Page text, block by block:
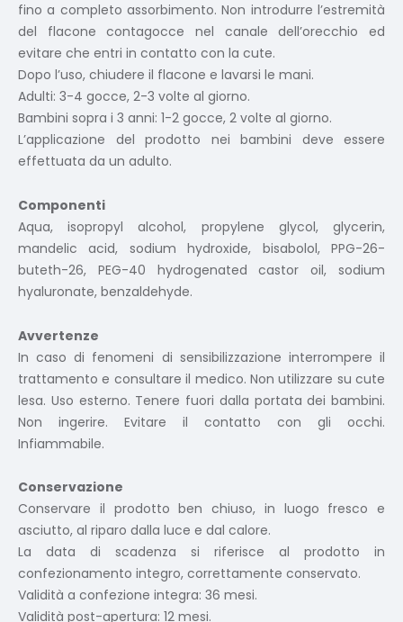
fino a completo assorbimento. Non introdurre l’estremità
del flacone contagocce nel canale dell’orecchio ed
evitare che entri in contatto con la cute.
Dopo l’uso, chiudere il flacone e lavarsi le mani.
Adulti: 3-4 gocce, 2-3 volte al giorno.
Bambini sopra i 3 anni: 1-2 gocce, 2 volte al giorno.
L’applicazione del prodotto nei bambini deve essere
effettuata da un adulto.
Componenti
Aqua, isopropyl alcohol, propylene glycol, glycerin,
mandelic acid, sodium hydroxide, bisabolol, PPG-26-
buteth-26, PEG-40 hydrogenated castor oil, sodium
hyaluronate, benzaldehyde.
Avvertenze
In caso di fenomeni di sensibilizzazione interrompere il
trattamento e consultare il medico. Non utilizzare su cute
lesa. Uso esterno. Tenere fuori dalla portata dei bambini.
Non ingerire. Evitare il contatto con gli occhi.
Infiammabile.
Conservazione
Conservare il prodotto ben chiuso, in luogo fresco e
asciutto, al riparo dalla luce e dal calore.
La data di scadenza si riferisce al prodotto in
confezionamento integro, correttamente conservato.
Validità a confezione integra: 36 mesi.
Validità post-apertura: 12 mesi.